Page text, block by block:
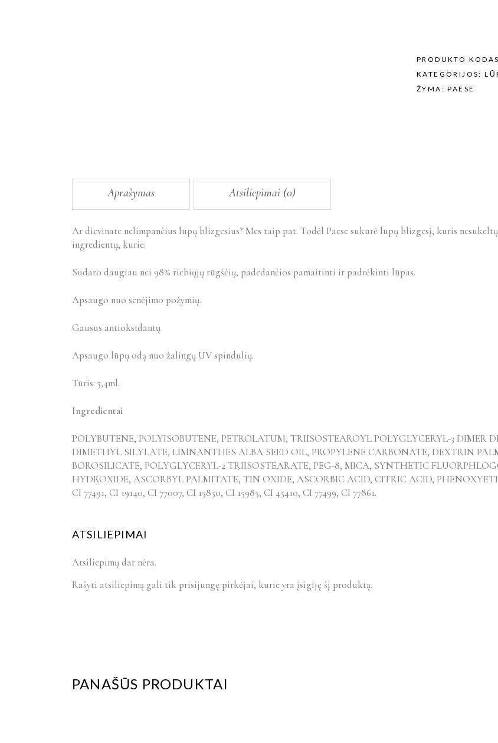
PRODUKTO
KATEGORIJOS:
ŽYMA:PAESE
Aprašymas Atsiliepimai (0)
Ar dievinate nelimpančius lūpų blizgesius? Mes taip pat. Todėl Paese sukūrė lūpų blizgesį, kuris
ingredientų, kurie:
Sudaro daugiau nei 98% riebiųjų rūgščių, padedančios pamaitinti ir padrėkinti lūpas.
Apsaugo nuo senėjimo požymių.
Gausus antioksidantų
Apsaugo lūpų odą nuo žalingų UV spindulių.
Tūris: 3,4ml.
Ingredientai
POLYBUTENE, POLYISOBUTENE, PETROLATUM, TRIISOSTEAROYL POLYGLYCERYL-3
DIMETHYL SILYLATE, LIMNANTHES ALBA SEED OIL, PROPYLENE CARBONATE, DEXTRIN
BOROSILICATE, POLYGLYCERYL-2 TRIISOSTEARATE, PEG-8, MICA, SYNTHETIC
HYDROXIDE, ASCORBYL PALMITATE, TIN OXIDE, ASCORBIC ACID, CITRIC ACID,
CI 77491, CI 19140, CI 77007, CI 15850, CI 15985, CI 45410, CI 77499, CI 77861.
ATSILIEPIMAI
Atsiliepimų dar nėra.
Rašyti atsiliepimą gali tik prisijungę pirkėjai, kurie yra įsigiję šį produktą.
PANAŠŪS PRODUKTAI